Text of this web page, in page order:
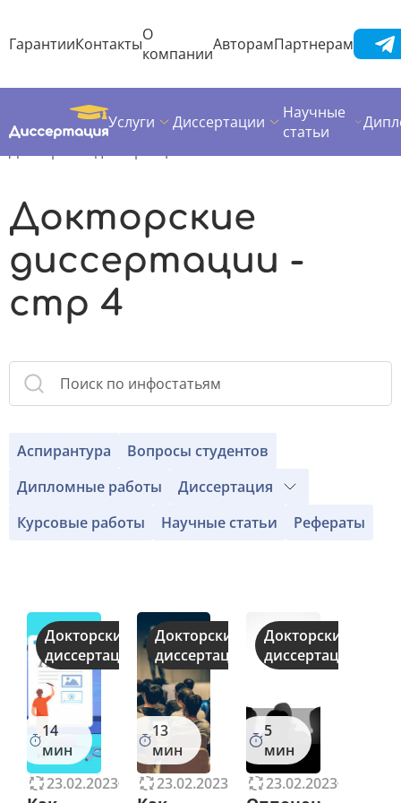
ГарантииКонтактыО
компанииАвторамПартнерам
Услуги Диссертации
Научные
статьи
ДиссертацияПолезные материалы
Докторские
диссертации -
стр 4
Аспирантура
Вопросы студентов
Дипломные работы
Диссертация
Курсовые работы
Научные статьи Рефераты
Докторские
диссертации
14
мин
23.02.2023
11235
Докторские
диссертации
13
мин
23.02.2023
14001
Докторские
диссертации
5
мин
23.02.2023